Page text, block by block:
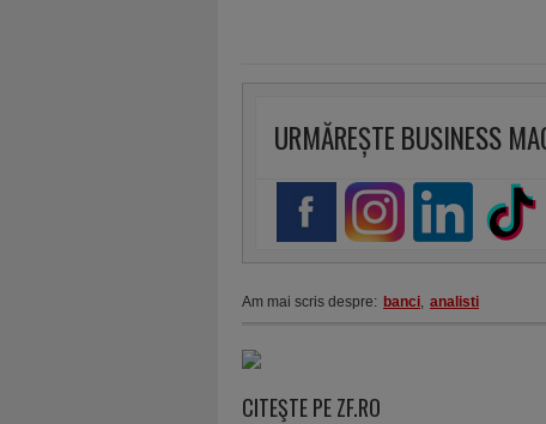
URMĂREȘTE BUSINESS
Am mai scris despre: banci, analisti
CITEŞTE PE ZF.RO